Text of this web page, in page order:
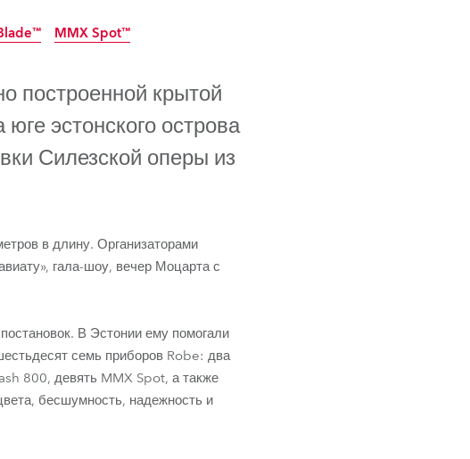
Czech and Slovak Republic
Русскоязычные территории
Развитие бизнеса
MMX Spot™
MMX Spot™
построенной крытой
эстонского острова
Силезской оперы из
в длину. Организаторами
гала-шоу, вечер Моцарта с
В Эстонии ему помогали
семь приборов Robe: два
800, девять MMX Spot, а также
бесшумность, надежность и